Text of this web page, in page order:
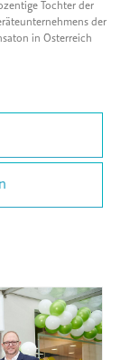
Tochter der
der
in Österreich